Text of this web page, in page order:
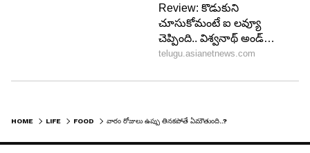
6
HOME LIFE FOOD వారం రోజులు ఉప్పు తినకపోతే ఏమౌతుంది..?